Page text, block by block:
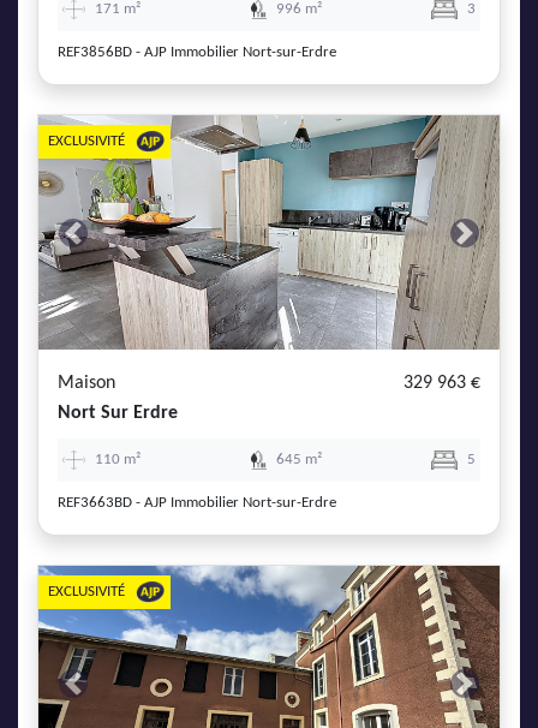
171 m² 996 m² 3
REF3856BD - AJP Immobilier Nort-sur-Erdre
Previous Next
EXCLUSIVITÉ
Maison
329 963 €
Nort Sur Erdre
110 m² 645 m² 5
REF3663BD - AJP Immobilier Nort-sur-Erdre
Previous Next
EXCLUSIVITÉ